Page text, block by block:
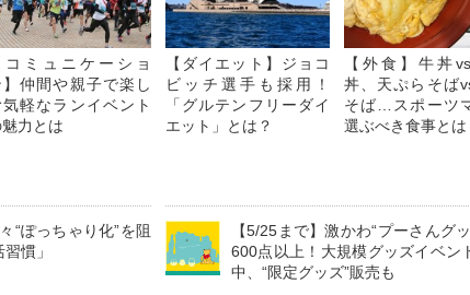
コミュニケーショ
】仲間や親子で楽し
気軽なランイベント
力とは
【ダイエット】ジョコ
ビッチ選手も採用！
「グルテンフリーダイ
エット」とは？
【外食】牛丼
丼、天ぷらそば
そば…スポーツ
選ぶべき食事とは
“ぽっちゃり化”を阻
慣」
【5/25まで】激かわ“プーさんグ
600点以上！大規模グッズイベン
中、“限定グッズ”販売も